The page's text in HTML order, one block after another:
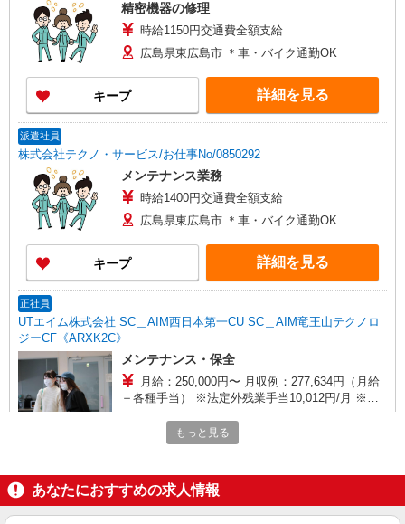
精密機器の修理
時給1150円交通費全額支給
広島県東広島市 ＊車・バイク通勤OK
キープ 詳細を見る
派遣社員
株式会社テクノ・サービス/お仕事No/0850292
メンテナンス業務
時給1400円交通費全額支給
広島県東広島市 ＊車・バイク通勤OK
キープ 詳細を見る
正社員
UTエイム株式会社 SC＿AIM西日本第一CU SC＿AIM竜王山テクノロ
ジーCF《ARXK2C》
メンテナンス・保全
月給：250,000円〜 月収例：277,634円（月給
＋各種手当） ※法定外残業手当10,012円/月 ※深
広島県東広島市 勤務詳細：東広島市 通勤方
法：徒歩/車 最寄り駅：八本松駅より車15分 ※構
キープ 詳細を見る
正社員
もっと見る
あなたにおすすめの求人情報